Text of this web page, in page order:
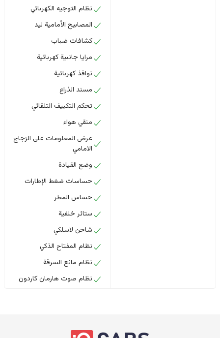
نظام التوجيه الكهربائي
المصابيح الأمامية ليد
كشافات ضباب
مرايا جانبية كهربائية
نوافذ كهربائية
مسند الذراع
تحكم التكييف التلقائي
منقي هواء
عرض المعلومات على الزجاج
الامامي
وضع القيادة
حساسات ضغط الإطارات
حساس المطر
ستائر خلفية
شاحن لاسلكي
نظام المفتاح الذكي
نظام مانع السرقة
نظام صوت هارمان كاردون